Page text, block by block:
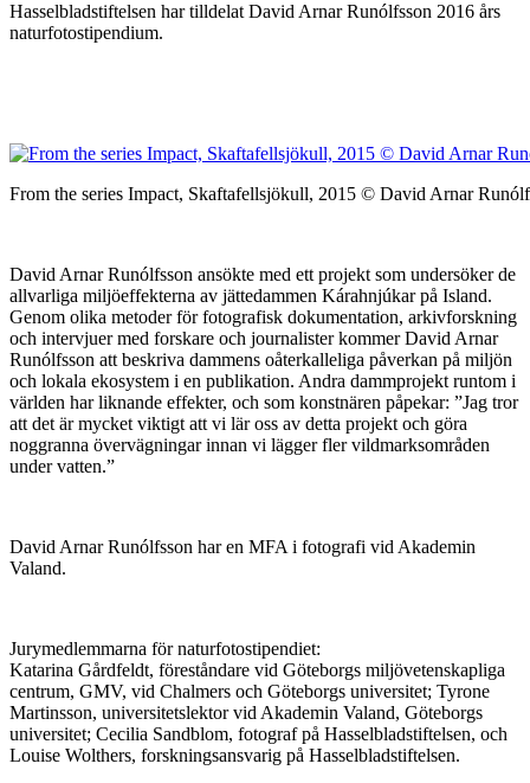
Hasselbladstiftelsen har tilldelat David Arnar Runólfsson 2016 års
naturfotostipendium.
From the series Impact, Skaftafellsjökull, 2015 © David Arnar
David Arnar Runólfsson ansökte med ett projekt som undersöker de
allvarliga miljöeffekterna av jättedammen Kárahnjúkar på Island.
Genom olika metoder för fotografisk dokumentation, arkivforskning
och intervjuer med forskare och journalister kommer David Arnar
Runólfsson att beskriva dammens oåterkalleliga påverkan på miljön
och lokala ekosystem i en publikation. Andra dammprojekt runtom i
världen har liknande effekter, och som konstnären påpekar: ”Jag tror
att det är mycket viktigt att vi lär oss av detta projekt och göra
noggranna övervägningar innan vi lägger fler vildmarksområden
under vatten.”
David Arnar Runólfsson har en MFA i fotografi vid Akademin
Valand.
Jurymedlemmarna för naturfotostipendiet:
Katarina Gårdfeldt, föreståndare vid Göteborgs miljövetenskapliga
centrum, GMV, vid Chalmers och Göteborgs universitet; Tyrone
Martinsson, universitetslektor vid Akademin Valand, Göteborgs
universitet; Cecilia Sandblom, fotograf på Hasselbladstiftelsen, och
Louise Wolthers, forskningsansvarig på Hasselbladstiftelsen.